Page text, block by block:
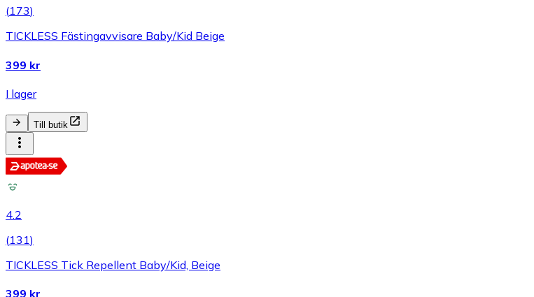
(173)
TICKLESS Fästingavvisare Baby/Kid Beige
399 kr
I lager
Till butik
4.2
(131)
TICKLESS Tick Repellent Baby/Kid, Beige
399 kr